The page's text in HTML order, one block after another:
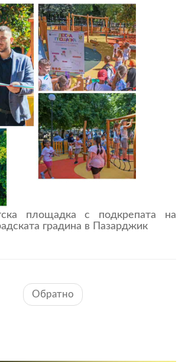
площадка с подкрепата на
градина в Пазарджик
Обратно